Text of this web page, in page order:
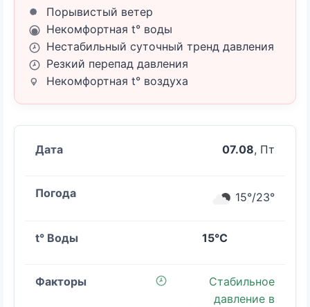
Порывистый ветер
Некомфортная t° воды
Нестабильный суточный тренд давления
Резкий перепад давления
Некомфортная t° воздуха
07.08, Пт
15°/23°
15°C
Стабильное
давление в